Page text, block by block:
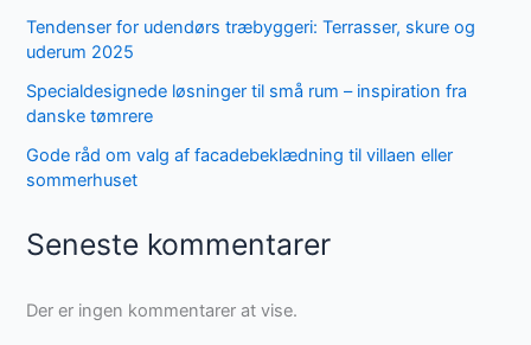
Tendenser for udendørs træbyggeri: Terrasser, skure og
uderum 2025
Specialdesignede løsninger til små rum – inspiration fra
danske tømrere
Gode råd om valg af facadebeklædning til villaen eller
sommerhuset
Seneste kommentarer
Der er ingen kommentarer at vise.